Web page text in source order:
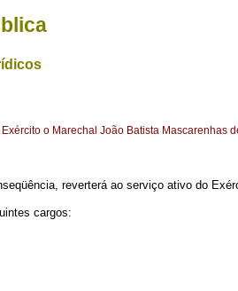
o Marechal João Batista Mascarenhas
reverterá ao serviço ativo do
cargos: